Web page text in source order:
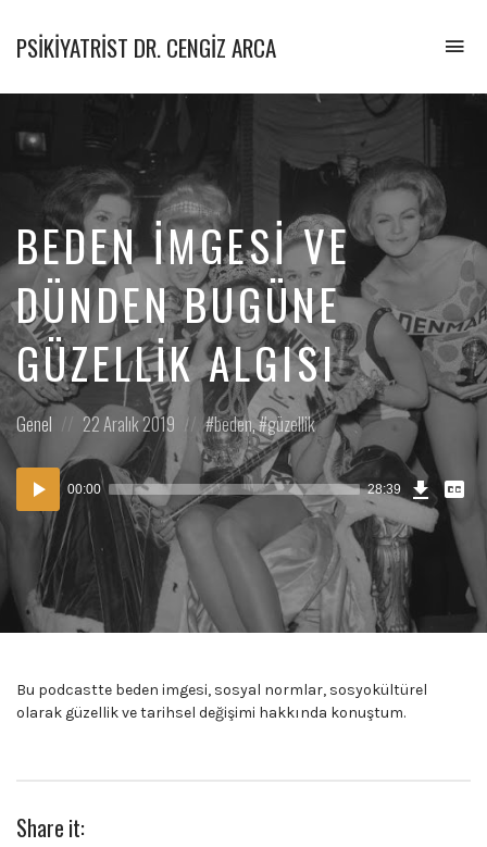
PSIKIYATRIST DR. CENGIZ ARCA
&
BEDEN İMGESI VE
DÜNDEN BUGÜNE
GÜZELLIK ALGISI
Posted
Genel
Posted
on
22 Aralık 2019
Posted
in:
beden, güzellik
Ses
oynatıcı
00:00 28:39
Download
Episode
(65,2
MB)
Bu podcastte beden imgesi, sosyal normlar, sosyokültürel
olarak güzellik ve tarihsel değişimi hakkında konuştum.
Share it: